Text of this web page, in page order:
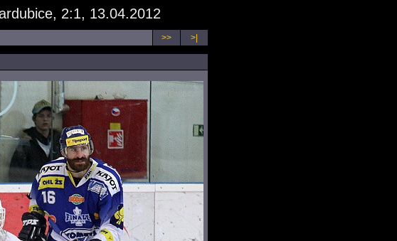
2:1, 13.04.2012
>> >|